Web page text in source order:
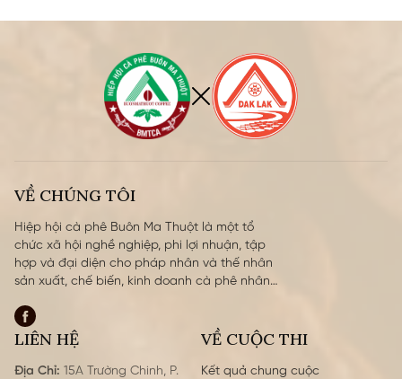
VỀ CHÚNG TÔI
Hiệp hội cà phê Buôn Ma Thuột là một tổ
chức xã hội nghề nghiệp, phi lợi nhuận, tập
hợp và đại diện cho pháp nhân và thế nhân
sản xuất, chế biến, kinh doanh cà phê nhân
(CDĐL) cà phê Buôn Ma Thuột. Hiệp hội được
thành lập ngày 10 tháng 9 năm 2010 trên cơ
quyết định công nhận. Hoạt động của Hiệp
LIÊN HỆ
Địa Chỉ: 15A Trường Chinh, P.
VỀ CUỘC THI
Kết quả chung cuộc